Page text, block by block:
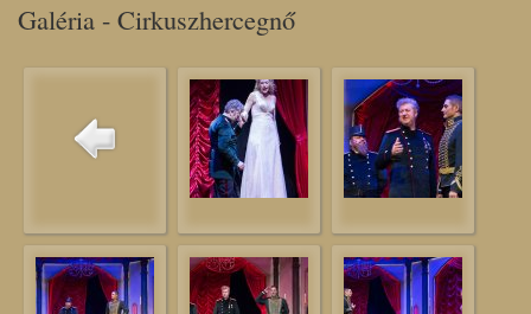
Galéria - Cirkuszhercegnő